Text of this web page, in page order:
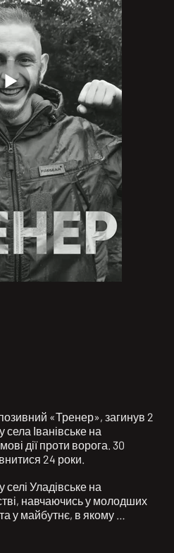
«Тренер», загинув 2
села Іванівське на
дії проти ворога. 30
24 роки.
селі Уладівське на
навчаючись у молодших
у майбутнє, в якому